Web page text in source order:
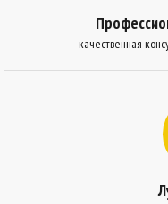
качественная